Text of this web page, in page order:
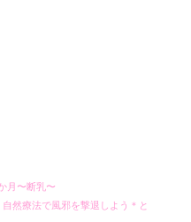
月〜断乳〜
自然療法で風邪を撃退しよう＊と